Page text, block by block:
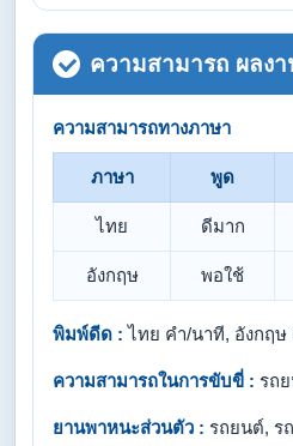
ความสามารถ ผลงา
ความสามารถทางภาษา
ภาษา พูด
ไทย ดีมาก
อังกฤษ พอใช้
พิมพ์ดีด : ไทย คำ/นาที, อังกฤษ
ความสามารถในการขับขี่ : รถ
ยานพาหนะส่วนตัว : รถยนต์, ร